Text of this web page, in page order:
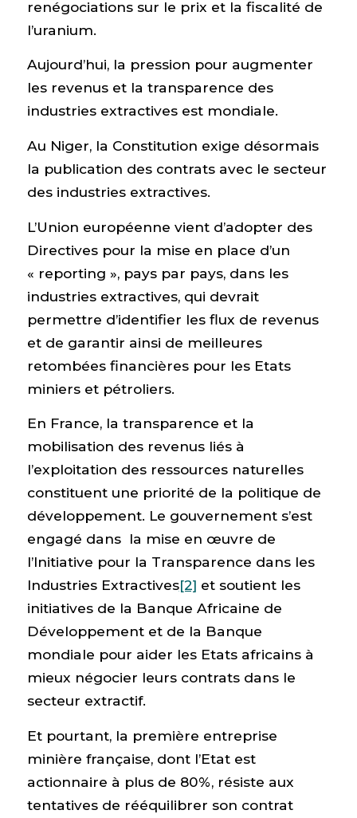
renégociations sur le prix et la fiscalité de
l’uranium.
Aujourd’hui, la pression pour augmenter
les revenus et la transparence des
industries extractives est mondiale.
Au Niger, la Constitution exige désormais
la publication des contrats avec le secteur
des industries extractives.
L’Union européenne vient d’adopter des
Directives pour la mise en place d’un
« reporting », pays par pays, dans les
industries extractives, qui devrait
permettre d’identifier les flux de revenus
et de garantir ainsi de meilleures
retombées financières pour les Etats
miniers et pétroliers.
En France, la transparence et la
mobilisation des revenus liés à
l’exploitation des ressources naturelles
constituent une priorité de la politique de
développement. Le gouvernement s’est
engagé dans la mise en œuvre de
l’Initiative pour la Transparence dans les
Industries Extractives[2] et soutient les
initiatives de la Banque Africaine de
Développement et de la Banque
mondiale pour aider les Etats africains à
mieux négocier leurs contrats dans le
secteur extractif.
Et pourtant, la première entreprise
minière française, dont l’Etat est
actionnaire à plus de 80%, résiste aux
tentatives de rééquilibrer son contrat